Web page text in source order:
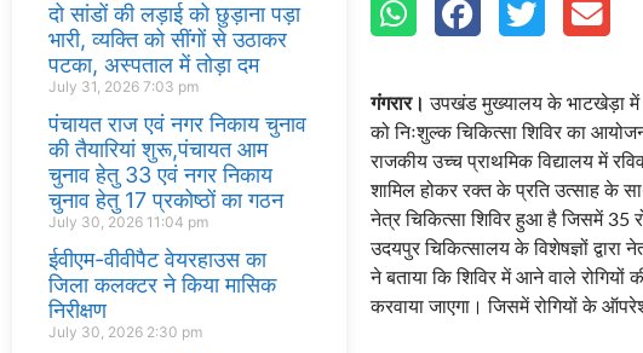
दो सांडों की लड़ाई को छुड़ाना पड़ा
भारी, व्यक्ति को सींगों से उठाकर
पटका, अस्पताल में तोड़ा दम
July 31, 2026 7:03 pm
पंचायत राज एवं नगर निकाय चुनाव
की तैयारियां शुरू,पंचायत आम
चुनाव हेतु 33 एवं नगर निकाय
चुनाव हेतु 17 प्रकोष्ठों का गठन
July 30, 2026 11:04 pm
ईवीएम-वीवीपैट वेयरहाउस का
जिला कलक्टर ने किया मासिक
निरीक्षण
July 30, 2026 2:30 pm
गंगरार। उपखंड मुख्यालय के भाटखेड़ा में
को निःशुल्क चिकित्सा शिविर का
राजकीय उच्च प्राथमिक विद्यालय में
शामिल होकर रक्त के प्रति उत्साह के
नेत्र चिकित्सा शिविर हुआ है जिसमें 35
उदयपुर चिकित्सालय के विशेषज्ञों
ने बताया कि शिविर में आने वाले
करवाया जाएगा। जिसमें रोगियों के